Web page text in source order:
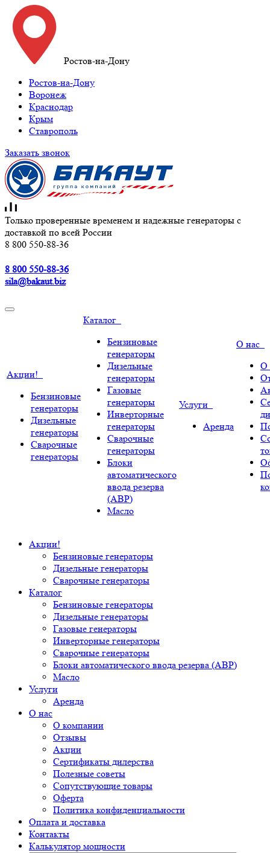
Ростов-на-Дону
Ростов-на-Дону
Воронеж
Краснодар
Крым
Ставрополь
Заказать звонок
Только проверенные временем и надежные генераторы с
доставкой по всей России
8 800 550-88-36
8 800 550-88-36
sila@bakaut.biz
Акции!
Бензиновые
генераторы
Дизельные
генераторы
Сварочные
генераторы
Каталог
Бензиновые
генераторы
Дизельные
генераторы
Газовые
генераторы
Инверторные
генераторы
Сварочные
генераторы
Блоки
автоматического
ввода резерва
(АВР)
Масло
Услуги
Аренда
О нас
О
Акции!
Бензиновые генераторы
Дизельные генераторы
Сварочные генераторы
Каталог
Бензиновые генераторы
Дизельные генераторы
Газовые генераторы
Инверторные генераторы
Сварочные генераторы
Блоки автоматического ввода резерва (АВР)
Масло
Услуги
Аренда
О нас
О компании
Отзывы
Акции
Сертификаты дилерства
Полезные советы
Сопутствующие товары
Оферта
Политика конфиденциальности
Оплата и доставка
Контакты
Калькулятор мощности